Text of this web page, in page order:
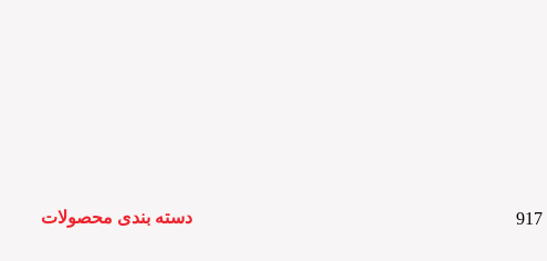
دسته بندی محصولات